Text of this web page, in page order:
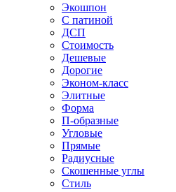
Экошпон
С патиной
ДСП
Стоимость
Дешевые
Дорогие
Эконом-класс
Элитные
Форма
П-образные
Угловые
Прямые
Радиусные
Скошенные углы
Стиль